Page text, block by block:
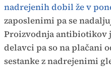
nadrejenih dobil že v
zaposlenimi pa se
Proizvodnja antibiotikov
delavci pa so na plačani
sestanke z nadrejenimi